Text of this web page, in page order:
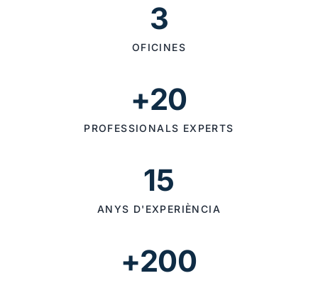
3
OFICINES
+20
PROFESSIONALS EXPERTS
15
ANYS D'EXPERIÈNCIA
+200